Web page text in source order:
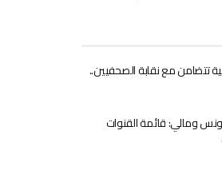
تتضامن مع نقابة الصحفيين..
تونس ومالي: قائمة القنوات